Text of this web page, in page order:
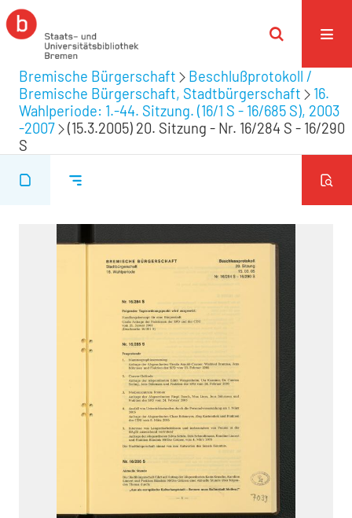
Bremische Bürgerschaft
Beschlußprotokoll /
Bremische Bürgerschaft, Stadtbürgerschaft
16.
Wahlperiode: 1.-44. Sitzung. (16/1 S - 16/685 S), 2003
-2007
(15.3.2005) 20. Sitzung - Nr. 16/284 S - 16/290
S